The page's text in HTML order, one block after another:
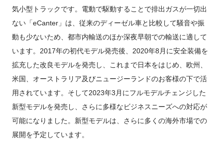
気小型トラックです。電動で駆動することで排出ガスが一切出
ない「eCanter」は、従来のディーゼル車と比較して騒音や振
動も少ないため、都市内輸送のほか深夜早朝での輸送に適して
います。2017年の初代モデル発売後、2020年8月に安全装備を
拡充した改良モデルを発売し、これまで日本をはじめ、欧州、
米国、オーストラリア及びニュージーランドのお客様の下で活
用されています。そして2023年3月にフルモデルチェンジした
新型モデルを発売し、さらに多様なビジネスニーズへの対応が
可能になりました。新型モデルは、さらに多くの海外市場での
展開を予定しています。